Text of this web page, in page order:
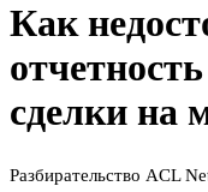
Как
сделки на
Разбирательство ACL